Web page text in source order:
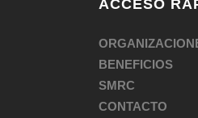
ACCESO
BENEFICIOS
SMRC
CONTACTO